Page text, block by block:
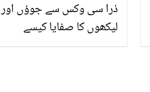
ذرا سی وکس سے جوؤں اور
لیکھوں کا صفایا کیسے